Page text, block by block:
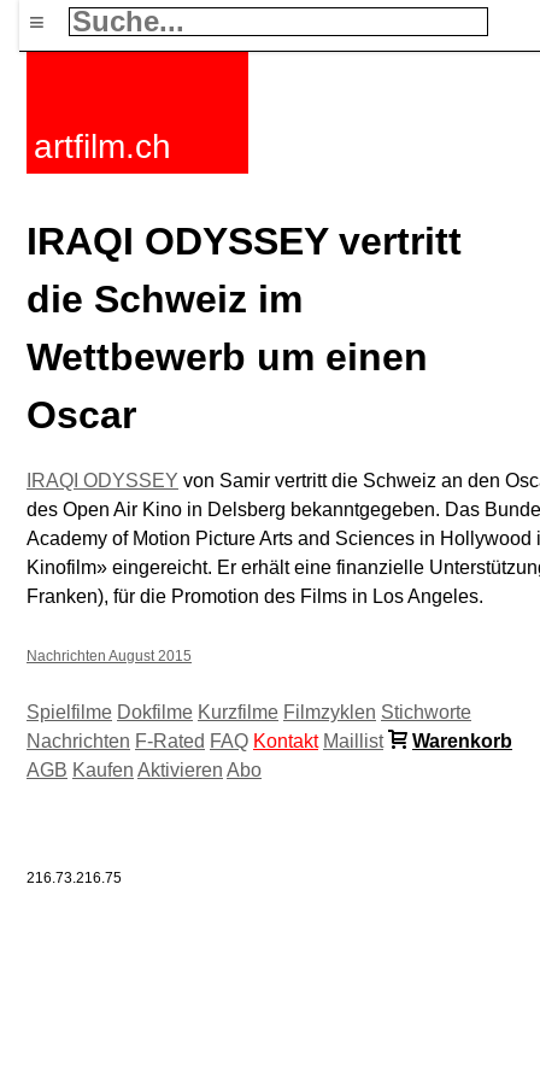
≡
artfilm.ch
IRAQI ODYSSEY vertritt
die Schweiz im
Wettbewerb um einen
Oscar
IRAQI ODYSSEY von Samir vertritt die Schweiz an den
des Open Air Kino in Delsberg bekanntgegeben. Das
Academy of Motion Picture Arts and Sciences in
Kinofilm» eingereicht. Er erhält eine finanzielle
Franken), für die Promotion des Films in Los Angeles.
Nachrichten August 2015
Spielfilme Dokfilme Kurzfilme Filmzyklen Stichworte
Nachrichten F-Rated FAQ Kontakt Maillist
Warenkorb
AGB Kaufen Aktivieren Abo
216.73.216.75